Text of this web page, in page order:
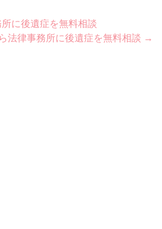
に後遺症を無料相談
法律事務所に後遺症を無料相談 →